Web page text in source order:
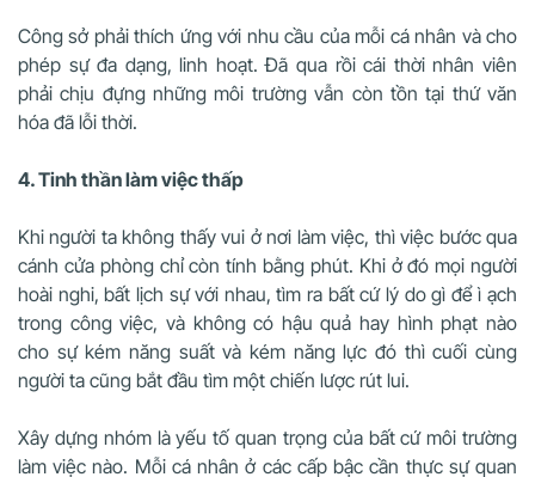
Công sở phải thích ứng với nhu cầu của mỗi cá nhân và cho
phép sự đa dạng, linh hoạt. Đã qua rồi cái thời nhân viên
phải chịu đựng những môi trường vẫn còn tồn tại thứ văn
hóa đã lỗi thời.
4. Tinh thần làm việc thấp
Khi người ta không thấy vui ở nơi làm việc, thì việc bước qua
cánh cửa phòng chỉ còn tính bằng phút. Khi ở đó mọi người
hoài nghi, bất lịch sự với nhau, tìm ra bất cứ lý do gì để ì ạch
trong công việc, và không có hậu quả hay hình phạt nào
cho sự kém năng suất và kém năng lực đó thì cuối cùng
người ta cũng bắt đầu tìm một chiến lược rút lui.
Xây dựng nhóm là yếu tố quan trọng của bất cứ môi trường
làm việc nào. Mỗi cá nhân ở các cấp bậc cần thực sự quan